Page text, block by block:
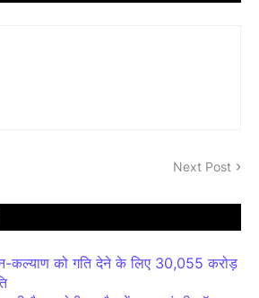
Next Post
कल्याण को गति देने के लिए 30,055 करोड़